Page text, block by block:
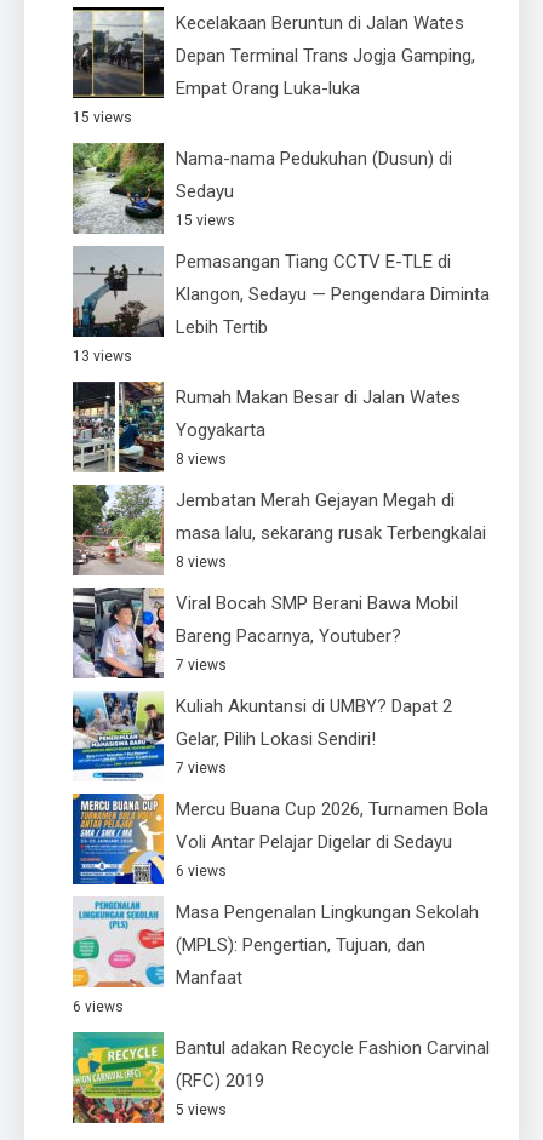
Kecelakaan Beruntun di Jalan Wates
Depan Terminal Trans Jogja Gamping,
Empat Orang Luka-luka
15 views
Nama-nama Pedukuhan (Dusun) di
Sedayu
15 views
Pemasangan Tiang CCTV E-TLE di
Klangon, Sedayu — Pengendara Diminta
Lebih Tertib
13 views
Rumah Makan Besar di Jalan Wates
Yogyakarta
8 views
Jembatan Merah Gejayan Megah di
masa lalu, sekarang rusak Terbengkalai
8 views
Viral Bocah SMP Berani Bawa Mobil
Bareng Pacarnya, Youtuber?
7 views
Kuliah Akuntansi di UMBY? Dapat 2
Gelar, Pilih Lokasi Sendiri!
7 views
Mercu Buana Cup 2026, Turnamen Bola
Voli Antar Pelajar Digelar di Sedayu
6 views
Masa Pengenalan Lingkungan Sekolah
(MPLS): Pengertian, Tujuan, dan
Manfaat
6 views
Bantul adakan Recycle Fashion Carvinal
(RFC) 2019
5 views